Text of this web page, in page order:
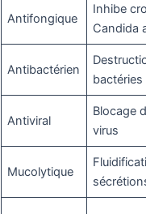
Antifongique
Inhibe
Candida
Antibactérien
Antiviral
Blocage
virus
Mucolytique